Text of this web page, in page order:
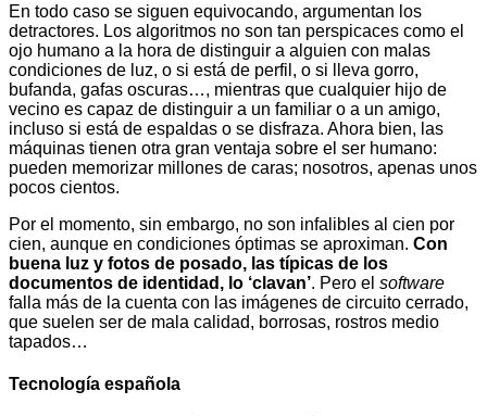
En todo caso se siguen equivocando, argumentan los
detractores. Los algoritmos no son tan perspicaces como el
ojo humano a la hora de distinguir a alguien con malas
condiciones de luz, o si está de perfil, o si lleva gorro,
bufanda, gafas oscuras…, mientras que cualquier hijo de
vecino es capaz de distinguir a un familiar o a un amigo,
incluso si está de espaldas o se disfraza. Ahora bien, las
máquinas tienen otra gran ventaja sobre el ser humano:
pueden memorizar millones de caras; nosotros, apenas unos
pocos cientos.
Por el momento, sin embargo, no son infalibles al cien por
cien, aunque en condiciones óptimas se aproximan. Con
buena luz y fotos de posado, las típicas de los
documentos de identidad, lo ‘clavan’. Pero el software
falla más de la cuenta con las imágenes de circuito cerrado,
que suelen ser de mala calidad, borrosas, rostros medio
tapados…
Tecnología española